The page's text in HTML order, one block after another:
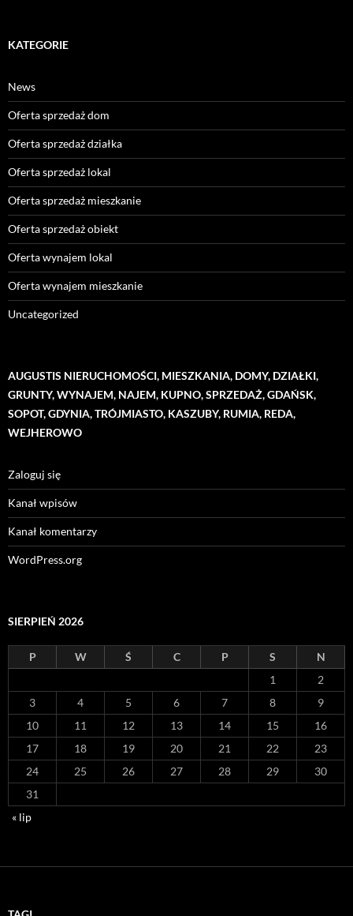
KATEGORIE
News
Oferta sprzedaż dom
Oferta sprzedaż działka
Oferta sprzedaż lokal
Oferta sprzedaż mieszkanie
Oferta sprzedaż obiekt
Oferta wynajem lokal
Oferta wynajem mieszkanie
Uncategorized
AUGUSTIS NIERUCHOMOŚCI, MIESZKANIA, DOMY, DZIAŁKI,
GRUNTY, WYNAJEM, NAJEM, KUPNO, SPRZEDAŻ, GDAŃSK,
SOPOT, GDYNIA, TRÓJMIASTO, KASZUBY, RUMIA, REDA,
WEJHEROWO
Zaloguj się
Kanał wpisów
Kanał komentarzy
WordPress.org
SIERPIEŃ 2026
P W Ś C P S
N
1
2
3
4 5 6 7 8
9
10
11 12 13 14 15
16
17
18 19 20 21 22
23
24
25 26 27 28 29
30
31
« lip